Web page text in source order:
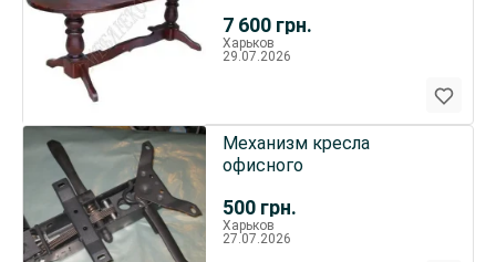
7 600 грн.
Харьков
29.07.2026
500 грн.
Механизм кресла
офисного
Харьков
27.07.2026